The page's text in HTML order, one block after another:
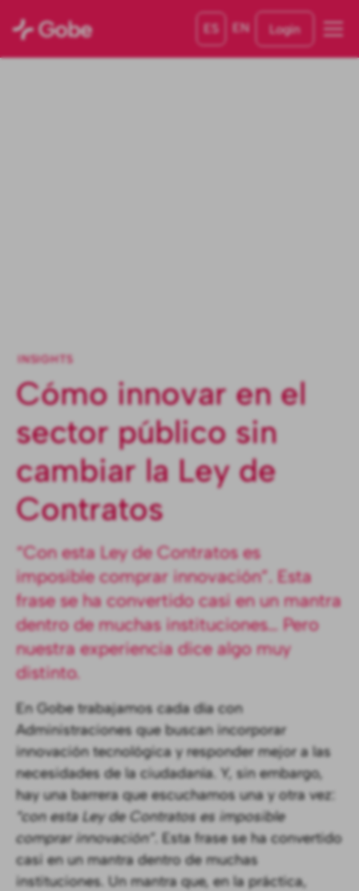
ES EN Login
INSIGHTS
Cómo innovar en el
sector público sin
cambiar la Ley de
Contratos
“Con esta Ley de Contratos es
imposible comprar innovación”. Esta
frase se ha convertido casi en un mantra
dentro de muchas instituciones… Pero
nuestra experiencia dice algo muy
distinto.
En Gobe trabajamos cada día con
Administraciones que buscan incorporar
innovación tecnológica y responder mejor a las
necesidades de la ciudadanía. Y, sin embargo,
hay una barrera que escuchamos una y otra vez:
“con esta Ley de Contratos es imposible
comprar innovación” . Esta frase se ha convertido
casi en un mantra dentro de muchas
instituciones. Un mantra que, en la práctica,